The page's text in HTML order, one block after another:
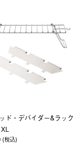
ド・デバイダー&ラック
(税込)